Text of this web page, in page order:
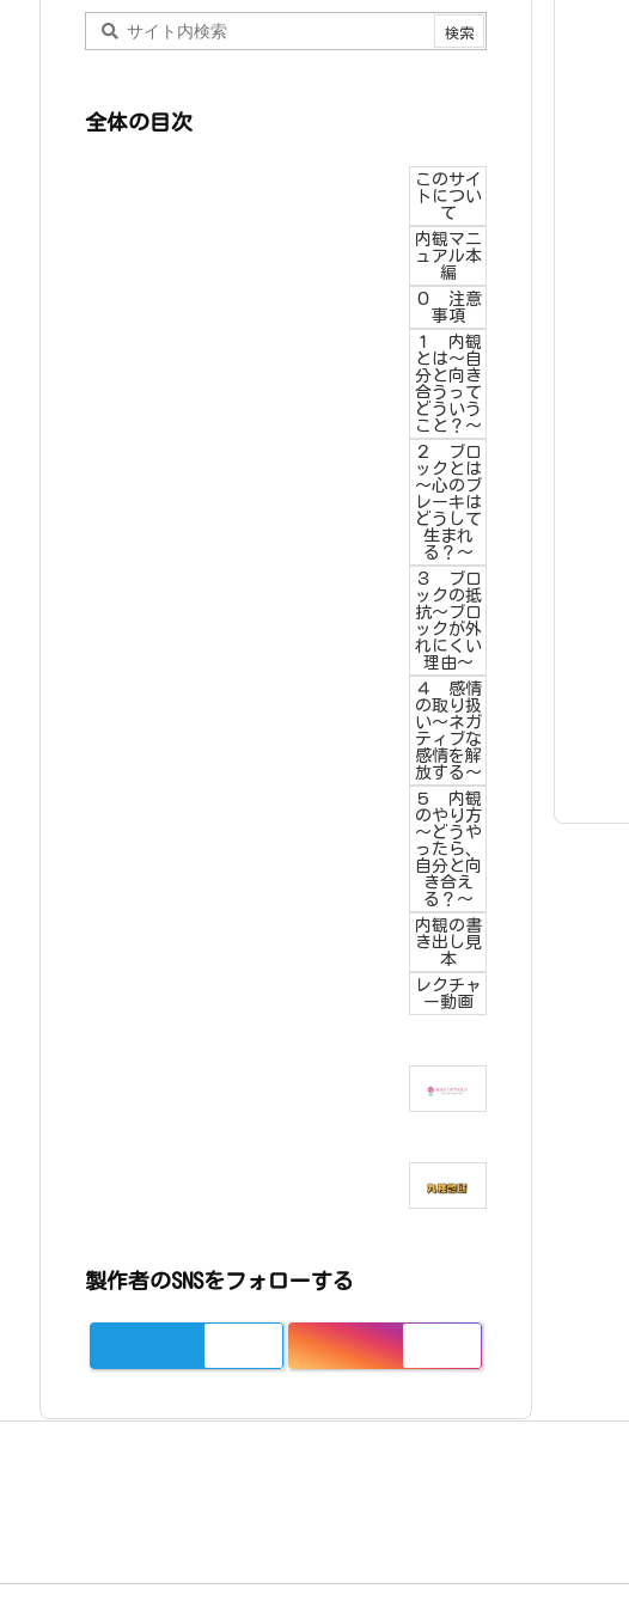
全体の目次
このサイ
トについ
て
内観マニ
ュアル本
編
０ 注意
事項
１ 内観
とは～自
分と向き
合うって
どういう
こと？～
２ ブロ
ックとは
～心のブ
レーキは
どうして
生まれ
る？～
３ ブロ
ックの抵
抗～ブロ
ックが外
れにくい
理由～
４ 感情
の取り扱
い～ネガ
ティブな
感情を解
放する～
５ 内観
のやり方
～どうや
ったら、
自分と向
き合え
る？～
内観の書
き出し見
本
レクチャ
ー動画
製作者のSNSをフォローする